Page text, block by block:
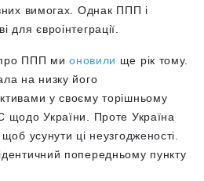
вимогах. Однак ППП і
для євроінтеграції.
про ППП мионовили ще рік тому.
на низку його
у своєму торішньому
щодо України. Проте Україна
усунути ці неузгодженості.
попередньому пункту